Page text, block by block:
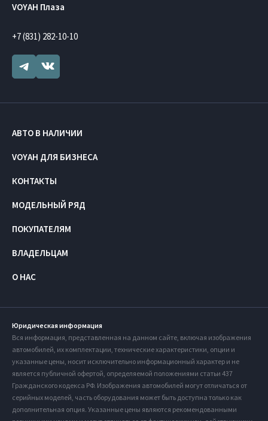
VOYAH Плаза
+7 (831) 282-10-10
АВТО В НАЛИЧИИ
VOYAH ДЛЯ БИЗНЕСА
КОНТАКТЫ
МОДЕЛЬНЫЙ РЯД
ПОКУПАТЕЛЯМ
ВЛАДЕЛЬЦАМ
О НАС
Юридическая информация
Вся информация, представленная на данном сайте, включая изображения
автомобилей, их комплектации, технические характеристики, опции и
указанные цены, носит исключительно информационный характер и не
является публичной офертой, определяемой положениями статьи 437
Гражданского кодекса РФ. Изображения автомобилей могут отличаться от
серийных моделей, часть оборудования может быть доступна только как
дополнительная опция. Указанные цены являются рекомендованными